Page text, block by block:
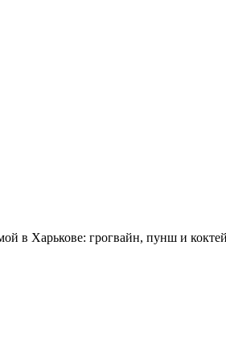
в Харькове: грогвайн, пунш и